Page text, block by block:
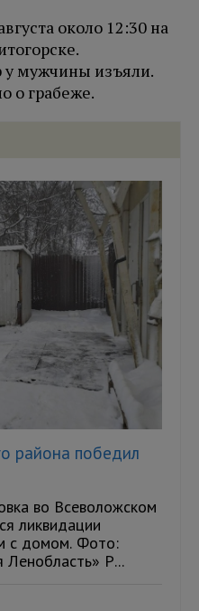
около 12:30 на
мужчины изъяли.
о грабеже.
района победил
во Всеволожском
ликвидации
с домом. Фото:
Ленобласть» Р...